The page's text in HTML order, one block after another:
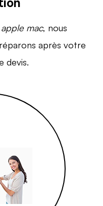
apple mac, nous
après votre
devis.